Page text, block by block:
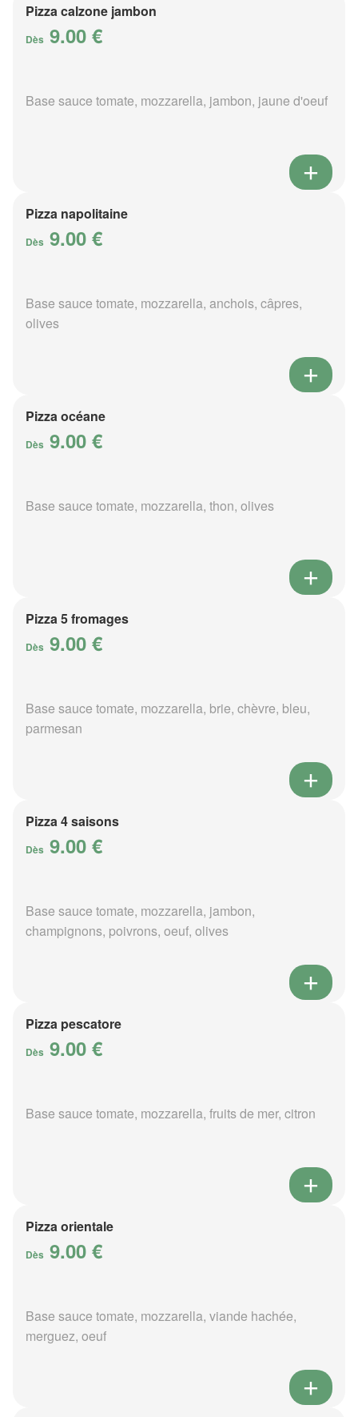
Pizza calzone jambon
Dès 9.00 €
Base sauce tomate, mozzarella, jambon, jaune d'oeuf
Pizza napolitaine
Dès 9.00 €
Base sauce tomate, mozzarella, anchois, câpres,
olives
Pizza océane
Dès 9.00 €
Base sauce tomate, mozzarella, thon, olives
Pizza 5 fromages
Dès 9.00 €
Base sauce tomate, mozzarella, brie, chèvre, bleu,
parmesan
Pizza 4 saisons
Dès 9.00 €
Base sauce tomate, mozzarella, jambon,
champignons, poivrons, oeuf, olives
Pizza pescatore
Dès 9.00 €
Base sauce tomate, mozzarella, fruits de mer, citron
Pizza orientale
Dès 9.00 €
Base sauce tomate, mozzarella, viande hachée,
merguez, oeuf